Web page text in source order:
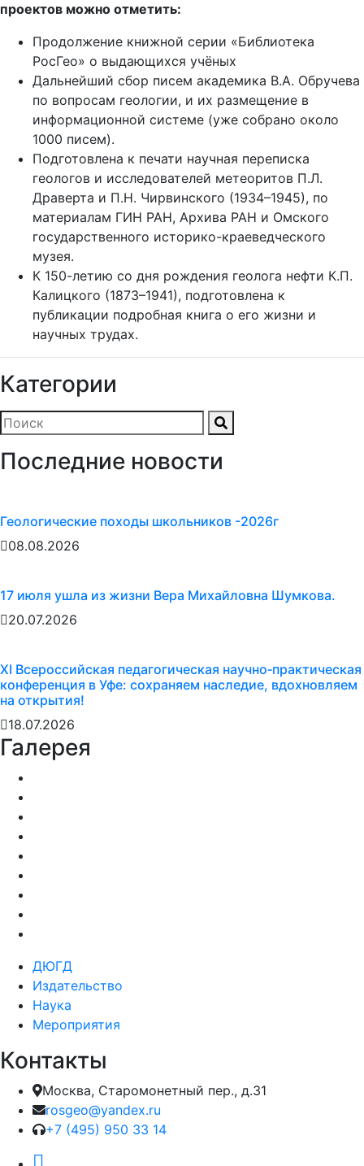
проектов можно отметить:
Продолжение книжной серии «Библиотека
РосГео» о выдающихся учёных
Дальнейший сбор писем академика В.А. Обручева
по вопросам геологии, и их размещение в
информационной системе (уже собрано около
1000 писем).
Подготовлена к печати научная переписка
геологов и исследователей метеоритов П.Л.
Драверта и П.Н. Чирвинского (1934–1945), по
материалам ГИН РАН, Архива РАН и Омского
государственного историко-краеведческого
музея.
К 150-летию со дня рождения геолога нефти К.П.
Калицкого (1873–1941), подготовлена к
публикации подробная книга о его жизни и
научных трудах.
Категории
Последние новости
Геологические походы школьников -2026г
08.08.2026
17 июля ушла из жизни Вера Михайловна Шумкова.
20.07.2026
XI Всероссийская педагогическая научно‑практическая
конференция в Уфе: сохраняем наследие, вдохновляем
на открытия!
18.07.2026
Галерея
ДЮГД
Издательство
Наука
Мероприятия
Контакты
Москва, Старомонетный пер., д.31
rosgeo@yandex.ru
+7 (495) 950 33 14